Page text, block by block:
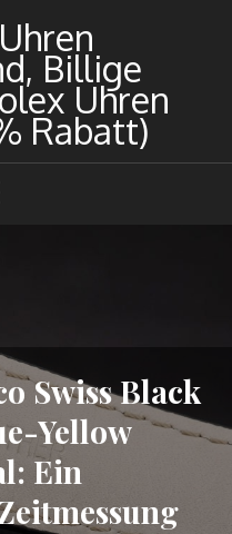
Billige
Uhren
Rabatt)
Swiss Black
Yellow
Ein